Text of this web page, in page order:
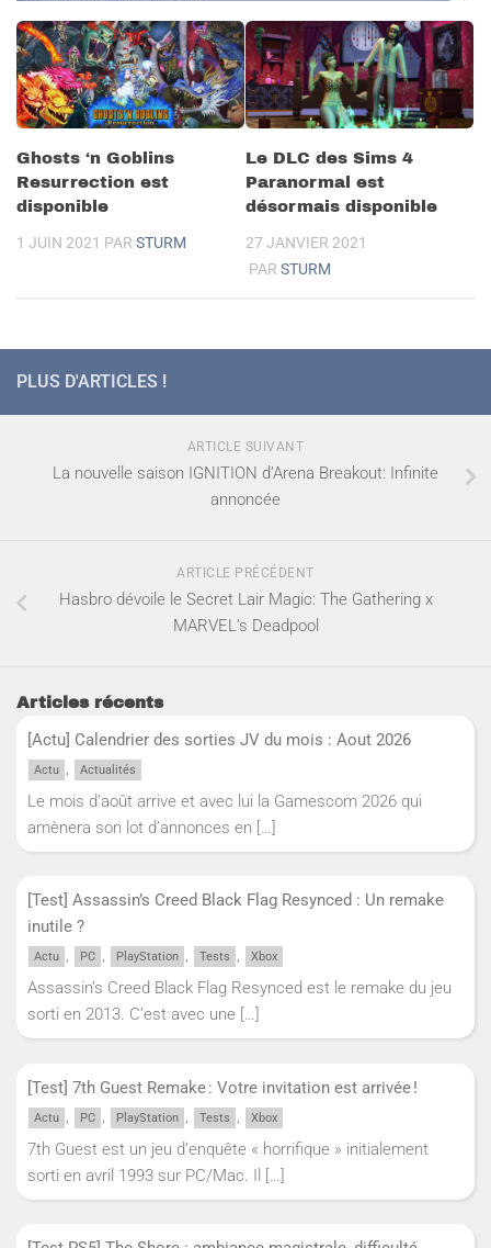
Ghosts ‘n Goblins
Resurrection est
disponible
1 JUIN 2021 PAR STURM
Le DLC des Sims 4
Paranormal est
désormais disponible
27 JANVIER 2021
PAR STURM
PLUS D'ARTICLES !
ARTICLE SUIVANT
La nouvelle saison IGNITION d’Arena Breakout: Infinite
annoncée
ARTICLE PRÉCÉDENT
Hasbro dévoile le Secret Lair Magic: The Gathering x
MARVEL’s Deadpool
Articles récents
[Actu] Calendrier des sorties JV du mois : Aout 2026
Actu , Actualités
Le mois d’août arrive et avec lui la Gamescom 2026 qui
amènera son lot d’annonces en […]
[Test] Assassin’s Creed Black Flag Resynced : Un remake
inutile ?
Actu , PC , PlayStation , Tests , Xbox
Assassin’s Creed Black Flag Resynced est le remake du jeu
sorti en 2013. C’est avec une […]
[Test] 7th Guest Remake : Votre invitation est arrivée !
Actu , PC , PlayStation , Tests , Xbox
7th Guest est un jeu d’enquête « horrifique » initialement
sorti en avril 1993 sur PC/Mac. Il […]